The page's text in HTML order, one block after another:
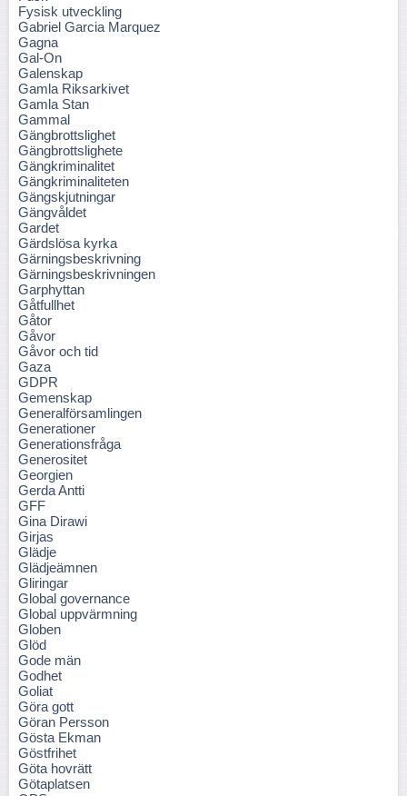
Fysisk utveckling
Gabriel Garcia Marquez
Gagna
Gal-On
Galenskap
Gamla Riksarkivet
Gamla Stan
Gammal
Gängbrottslighet
Gängbrottslighete
Gängkriminalitet
Gängkriminaliteten
Gängskjutningar
Gängvåldet
Gardet
Gärdslösa kyrka
Gärningsbeskrivning
Gärningsbeskrivningen
Garphyttan
Gåtfullhet
Gåtor
Gåvor
Gåvor och tid
Gaza
GDPR
Gemenskap
Generalförsamlingen
Generationer
Generationsfråga
Generositet
Georgien
Gerda Antti
GFF
Gina Dirawi
Girjas
Glädje
Glädjeämnen
Gliringar
Global governance
Global uppvärmning
Globen
Glöd
Gode män
Godhet
Goliat
Göra gott
Göran Persson
Gösta Ekman
Göstfrihet
Göta hovrätt
Götaplatsen